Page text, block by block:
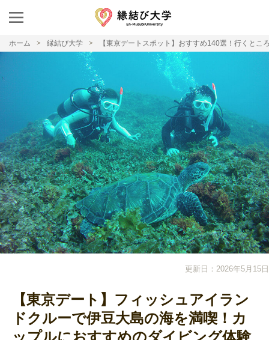
ホーム 縁結び大学 【東京デートスポット】おすすめ140選！行くと
更新日：2026年5月15日
【東京デート】フィッシュアイラン
ドクルーで伊豆大島の海を満喫！カ